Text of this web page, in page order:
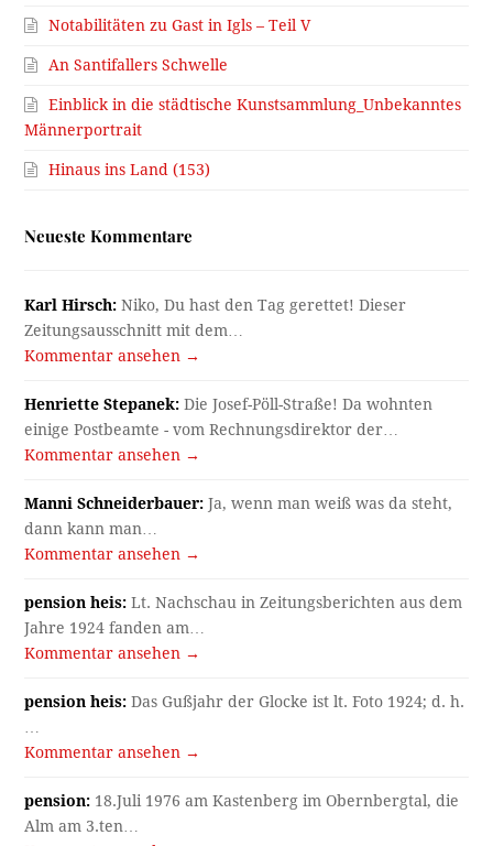
Notabilitäten zu Gast in Igls – Teil V
An Santifallers Schwelle
Einblick in die städtische Kunstsammlung_Unbekanntes
Männerportrait
Hinaus ins Land (153)
Neueste Kommentare
Karl Hirsch: Niko, Du hast den Tag gerettet! Dieser
Zeitungsausschnitt mit dem…
Kommentar ansehen →
Henriette Stepanek: Die Josef-Pöll-Straße! Da wohnten
einige Postbeamte - vom Rechnungsdirektor der…
Kommentar ansehen →
Manni Schneiderbauer: Ja, wenn man weiß was da steht,
dann kann man…
Kommentar ansehen →
pension heis: Lt. Nachschau in Zeitungsberichten aus dem
Jahre 1924 fanden am…
Kommentar ansehen →
pension heis: Das Gußjahr der Glocke ist lt. Foto 1924; d. h.
…
Kommentar ansehen →
pension: 18.Juli 1976 am Kastenberg im Obernbergtal, die
Alm am 3.ten…